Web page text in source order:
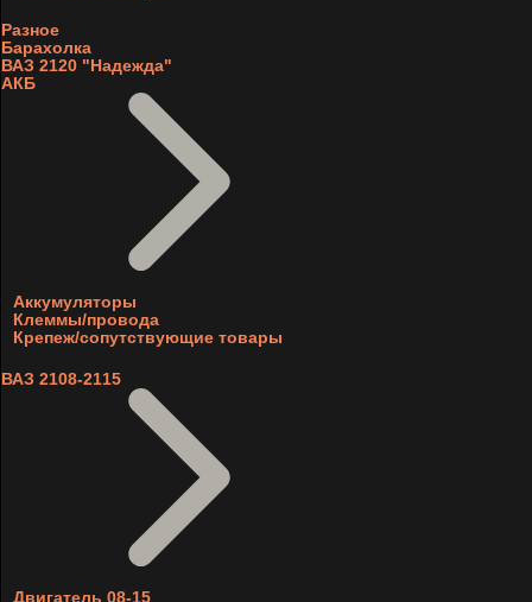
Разное
Барахолка
ВАЗ 2120 "Надежда"
АКБ
Аккумуляторы
Клеммы/провода
Крепеж/сопутствующие товары
ВАЗ 2108-2115
Двигатель 08-15